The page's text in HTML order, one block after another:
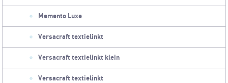
Memento Luxe
Versacraft textielinkt
Versacraft textielinkt klein
Versacraft textielinkt